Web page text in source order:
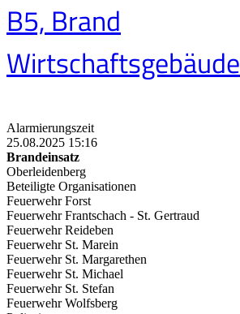
B5, Brand
Wirtschaftsgebäude
Alarmierungszeit
25.08.2025 15:16
Brandeinsatz
Oberleidenberg
Beteiligte Organisationen
Feuerwehr Forst
Feuerwehr Frantschach - St. Gertraud
Feuerwehr Reideben
Feuerwehr St. Marein
Feuerwehr St. Margarethen
Feuerwehr St. Michael
Feuerwehr St. Stefan
Feuerwehr Wolfsberg